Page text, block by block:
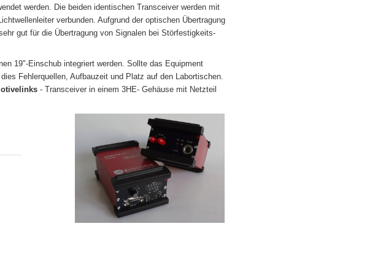
werden. Die beiden identischen Transceiver werden mit
verbunden. Aufgrund der optischen Übertragung
gut für die Übertragung von Signalen bei Störfestigkeits-
19"-Einschub integriert werden. Sollte das Equipment
Fehlerquellen, Aufbauzeit und Platz auf den Labortischen.
- Transceiver in einem 3HE- Gehäuse mit Netzteil